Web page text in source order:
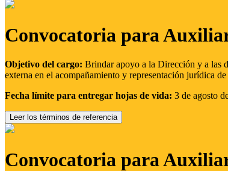
Convocatoria para
Objetivo del cargo: Brindar apoyo a la Dirección y a las
externa en el acompañamiento y representación jurídica
Fecha límite para entregar hojas de vida: 3 de agosto
Leer los términos de referencia
Convocatoria para